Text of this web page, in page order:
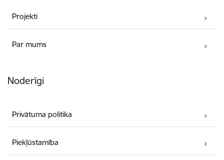
Projekti
Par mums
Noderīgi
Privātuma politika
Piekļūstamība